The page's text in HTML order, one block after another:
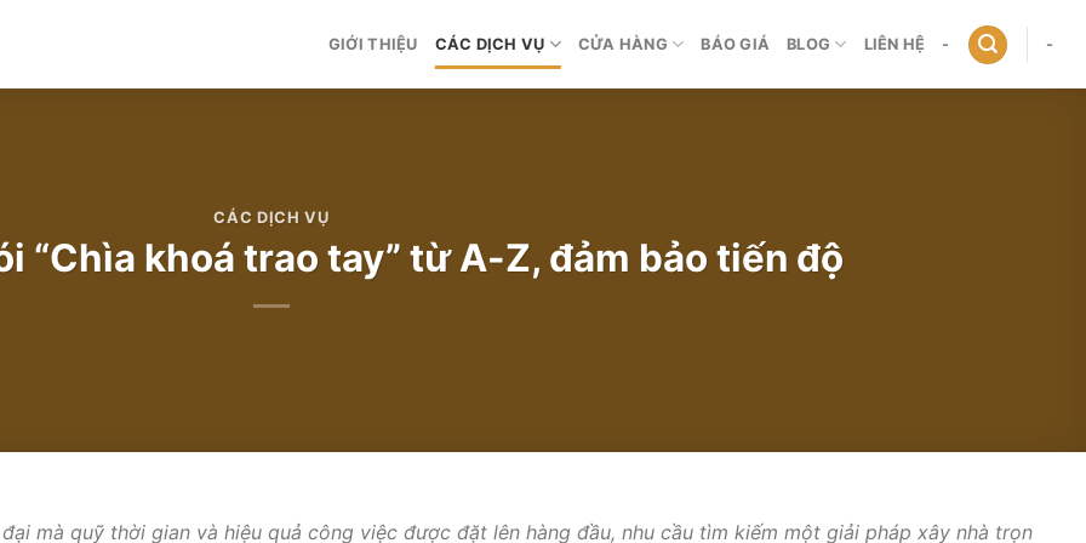
GIỚI THIỆU CÁC DỊCH VỤ CỬA HÀNG BÁO GIÁ BLOG LIÊN HỆ - -
CÁC DỊCH VỤ
“Chìa khoá trao tay” từ A-Z, đảm bảo tiến độ
mà quỹ thời gian và hiệu quả công việc được đặt lên hàng đầu, nhu cầu tìm kiếm một giải pháp xây nhà trọn